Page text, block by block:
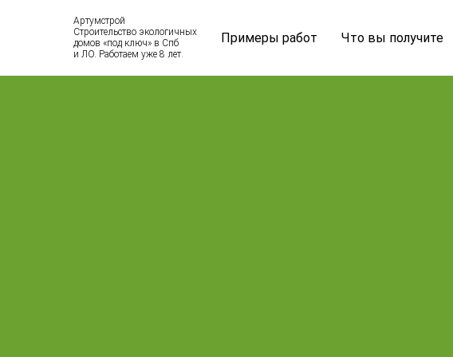
Артумстрой
Строительство экологичных
домов «под ключ» в Спб
и ЛО. Работаем уже 8 лет.
Примеры работ Что вы получите